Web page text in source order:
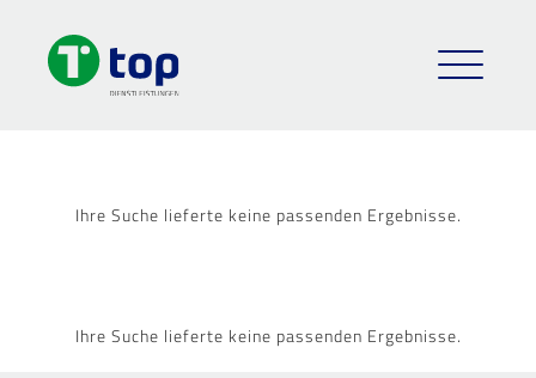
Ihre Suche lieferte keine passenden Ergebnisse.
Ihre Suche lieferte keine passenden Ergebnisse.